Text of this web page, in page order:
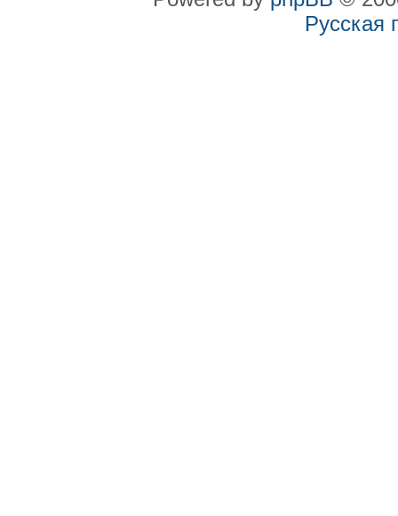
Русская